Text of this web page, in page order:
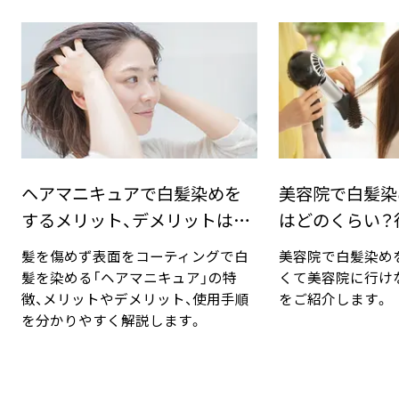
ヘアマニキュアで白髪染めを
するメリット、デメリットは？
手順と豆知識
髪を傷めず表面をコーティングで白
髪を染める「ヘアマニキュア」の特
徴、メリットやデメリット、使用手順
を分かりやすく解説します。
美容院で白髪
はどのくらい
対法
美容院で白髪染め
くて美容院に行
をご紹介します。